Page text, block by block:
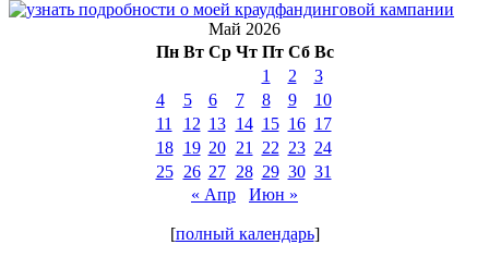
Май 2026
Пн Вт Ср Чт Пт Сб Вс
1
2
3
4
5 6 7 8 9
10
11
12 13 14 15 16 17
18
19 20 21 22 23 24
25
26 27 28 29 30 31
« Апр
Июн »
[полный календарь]